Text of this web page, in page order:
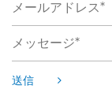
送信